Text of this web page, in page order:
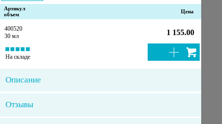
Артикул
объем
Цена
400520
30 мл
1 155.00
На складе
Описание
Отзывы